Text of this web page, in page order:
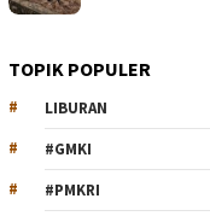
TOPIK POPULER
LIBURAN
#GMKI
#PMKRI